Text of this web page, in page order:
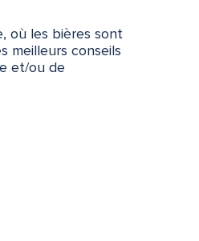
où les bières sont
meilleurs conseils
et/ou de